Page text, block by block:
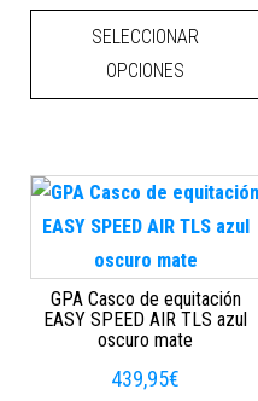
SELECCIONAR
OPCIONES
GPA Casco de equitación
EASY SPEED AIR TLS azul
oscuro mate
439,95€